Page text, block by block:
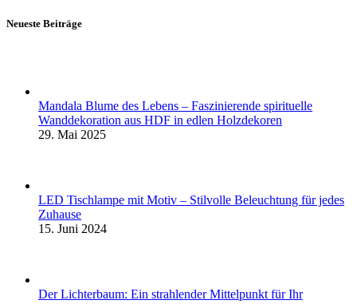
Neueste Beiträge
Mandala Blume des Lebens – Faszinierende spirituelle
Wanddekoration aus HDF in edlen Holzdekoren
29. Mai 2025
LED Tischlampe mit Motiv – Stilvolle Beleuchtung für jedes
Zuhause
15. Juni 2024
Der Lichterbaum: Ein strahlender Mittelpunkt für Ihr